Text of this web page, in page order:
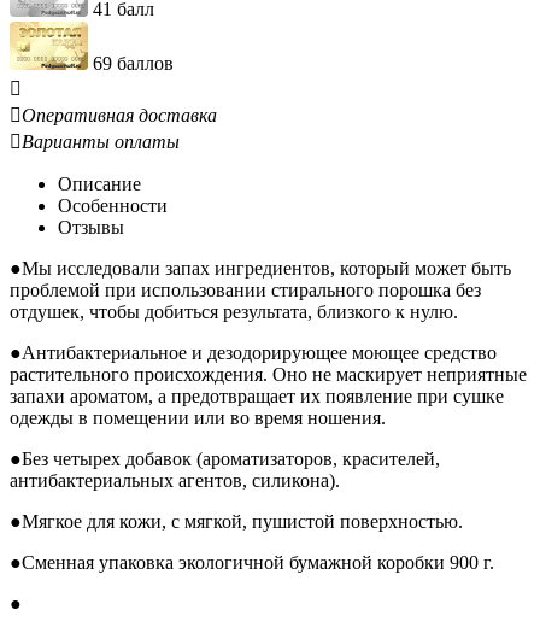
41 балл
69 баллов

Оперативная доставка
Варианты оплаты
Описание
Особенности
Отзывы
●Мы исследовали запах ингредиентов, который может быть
проблемой при использовании стирального порошка без
отдушек, чтобы добиться результата, близкого к нулю.
●Антибактериальное и дезодорирующее моющее средство
растительного происхождения. Оно не маскирует неприятные
запахи ароматом, а предотвращает их появление при сушке
одежды в помещении или во время ношения.
●Без четырех добавок (ароматизаторов, красителей,
антибактериальных агентов, силикона).
●Мягкое для кожи, с мягкой, пушистой поверхностью.
●Сменная упаковка экологичной бумажной коробки 900 г.
●